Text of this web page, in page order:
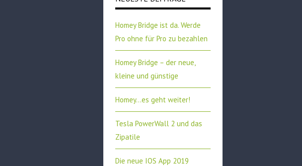
Homey Bridge ist da. Werde
Pro ohne für Pro zu bezahlen
Homey Bridge – der neue,
kleine und günstige
Homey…es geht weiter!
Tesla PowerWall 2 und das
Zipatile
Die neue IOS App 2019